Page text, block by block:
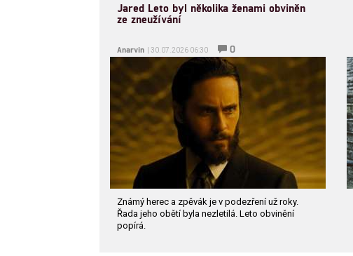
Jared Leto byl několika ženami obviněn
ze zneužívání
Anarvin | 30.07.2026 06:30 0
Známý herec a zpěvák je v podezření už roky.
Řada jeho obětí byla nezletilá. Leto obvinění
popírá.